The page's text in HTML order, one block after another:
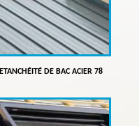
ETANCHÉITÉ DE BAC ACIER 78